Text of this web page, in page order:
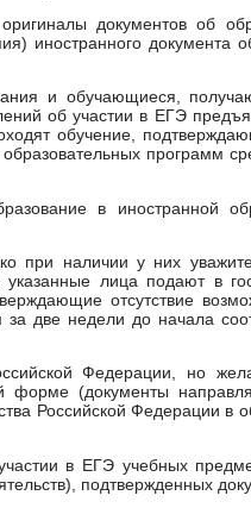
документов об
иностранного документа
и обучающиеся,
об участии в ЕГЭ
обучение,
программ
в иностранной
при наличии у них
лица подают в
отсутствие
две недели до начала
Федерации, но
форме (документы
Российской Федерации в
в ЕГЭ учебных
подтвержденных